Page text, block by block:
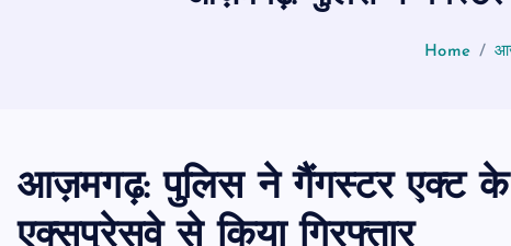
Home
आज़मगढ़: पुलिस ने गैंगस्टर एक्ट के
एक्सप्रेसवे से किया गिरफ्तार